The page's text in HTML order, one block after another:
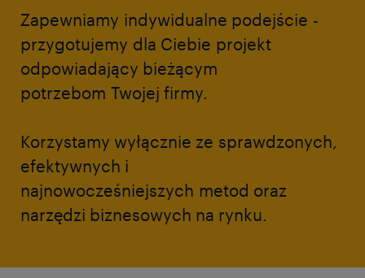
Zapewniamy indywidualne podejście -
przygotujemy dla Ciebie projekt
odpowiadający bieżącym
potrzebom Twojej firmy.
Korzystamy wyłącznie ze sprawdzonych,
efektywnych i
najnowocześniejszych metod oraz
narzędzi biznesowych na rynku.